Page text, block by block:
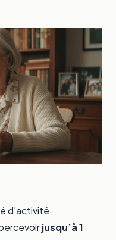
d’activité
jusqu’à 1